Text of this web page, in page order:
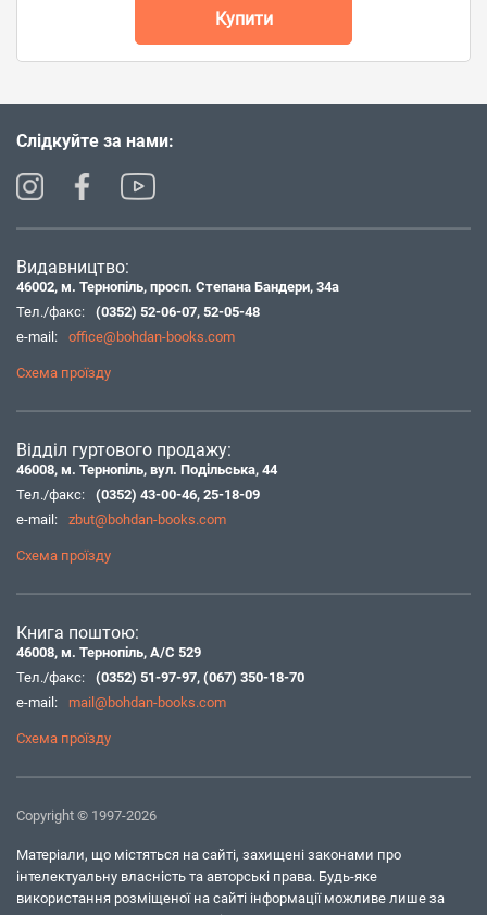
Купити
Слідкуйте за нами:
Видавництво:
46002, м. Тернопіль, просп. Степана Бандери, 34а
Тел./факс:
(0352) 52-06-07, 52-05-48
e-mail:
office@bohdan-books.com
Схема проїзду
Відділ гуртового продажу:
46008, м. Тернопіль, вул. Подільська, 44
Тел./факс:
(0352) 43-00-46, 25-18-09
e-mail:
zbut@bohdan-books.com
Схема проїзду
Книга поштою:
46008, м. Тернопіль, А/С 529
Тел./факс:
(0352) 51-97-97, (067) 350-18-70
e-mail:
mail@bohdan-books.com
Схема проїзду
Copyright © 1997-2026
Матеріали, що містяться на сайті, захищені законами про
інтелектуальну власність та авторські права. Будь-яке
використання розміщеної на сайті інформації можливе лише за